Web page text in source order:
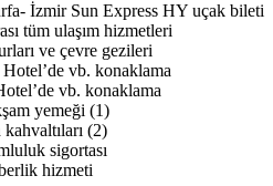
İzmir Sun Express HY uçak bileti
tüm ulaşım hizmetleri
ve çevre gezileri
vb. konaklama
vb. konaklama
yemeği (1)
(2)
sigortası
hizmeti